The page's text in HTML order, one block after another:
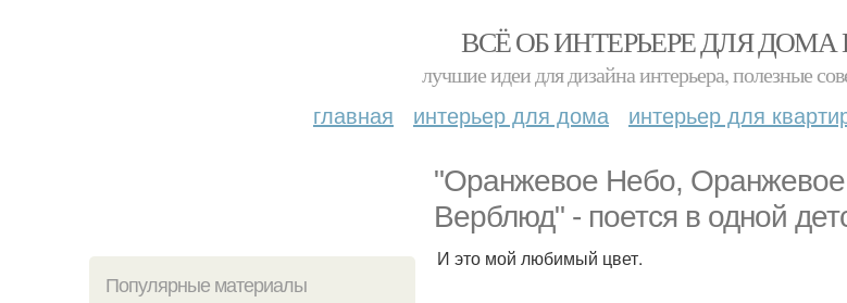
ВСЁ ОБ ИНТЕРЬЕРЕ ДЛЯ
лучшие идеи для дизайна интерьера, полезные
главная интерьер для дома интерьер для
"Оранжевое Небо,
Верблюд" - поется в одной
Популярные материалы
И это мой любимый цвет.